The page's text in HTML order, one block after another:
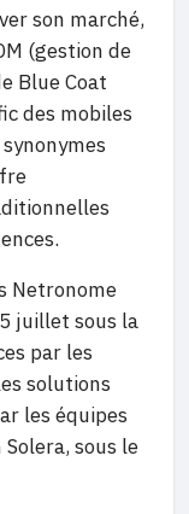
son marché,
(gestion de
Blue Coat
des mobiles
Netronome
juillet sous la
par les
solutions
les équipes
sous le